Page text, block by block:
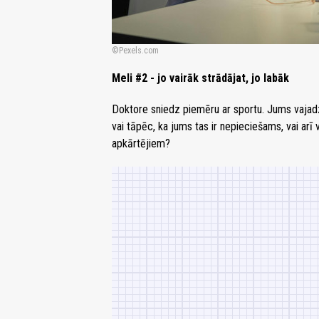
Pexels.com
Meli #2 - jo vairāk strādājat, jo labāk
Doktore sniedz piemēru ar sportu. Jums
vai tāpēc, ka jums tas ir nepieciešams, vai
apkārtējiem?